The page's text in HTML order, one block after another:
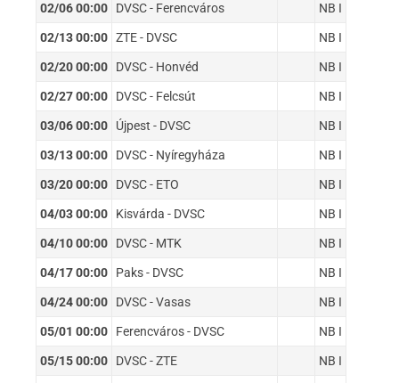
02/06 00:00 DVSC - Ferencváros NB I
02/13 00:00 ZTE - DVSC NB I
02/20 00:00 DVSC - Honvéd NB I
02/27 00:00 DVSC - Felcsút NB I
03/06 00:00 Újpest - DVSC NB I
03/13 00:00 DVSC - Nyíregyháza NB I
03/20 00:00 DVSC - ETO NB I
04/03 00:00 Kisvárda - DVSC NB I
04/10 00:00 DVSC - MTK NB I
04/17 00:00 Paks - DVSC NB I
04/24 00:00 DVSC - Vasas NB I
05/01 00:00 Ferencváros - DVSC NB I
05/15 00:00 DVSC - ZTE NB I